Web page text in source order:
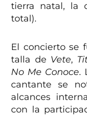
tierra natal, la
total).
El concierto se
talla de Vete,
No Me Conoce.
cantante se
alcances
con la